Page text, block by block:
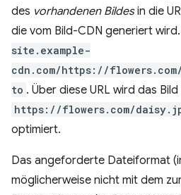
des vorhandenen Bildesin die
die vom Bild-CDN generiert
site.example-
cdn.com/https://
to . Über diese URL wird das
https://flowers.com/
optimiert.
Das angeforderte Dateiformat
möglicherweise nicht mit dem